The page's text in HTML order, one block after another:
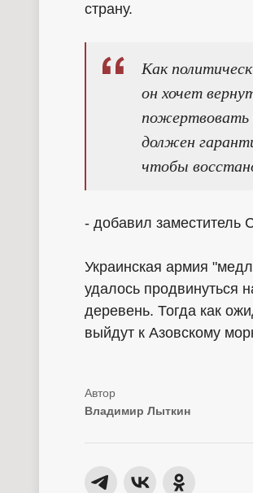
страну.
Как
он хочет
пожертвовать
должен
чтобы
- добавил заместитель
Украинская армия
удалось продвинуться
деревень. Тогда как
выйдут к Азовскому
Владимир Лыткин